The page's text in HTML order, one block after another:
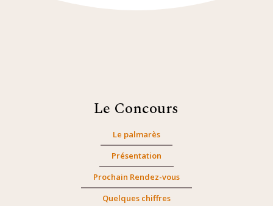
Le Concours
Le palmarès
Présentation
Prochain Rendez-vous
Quelques chiffres